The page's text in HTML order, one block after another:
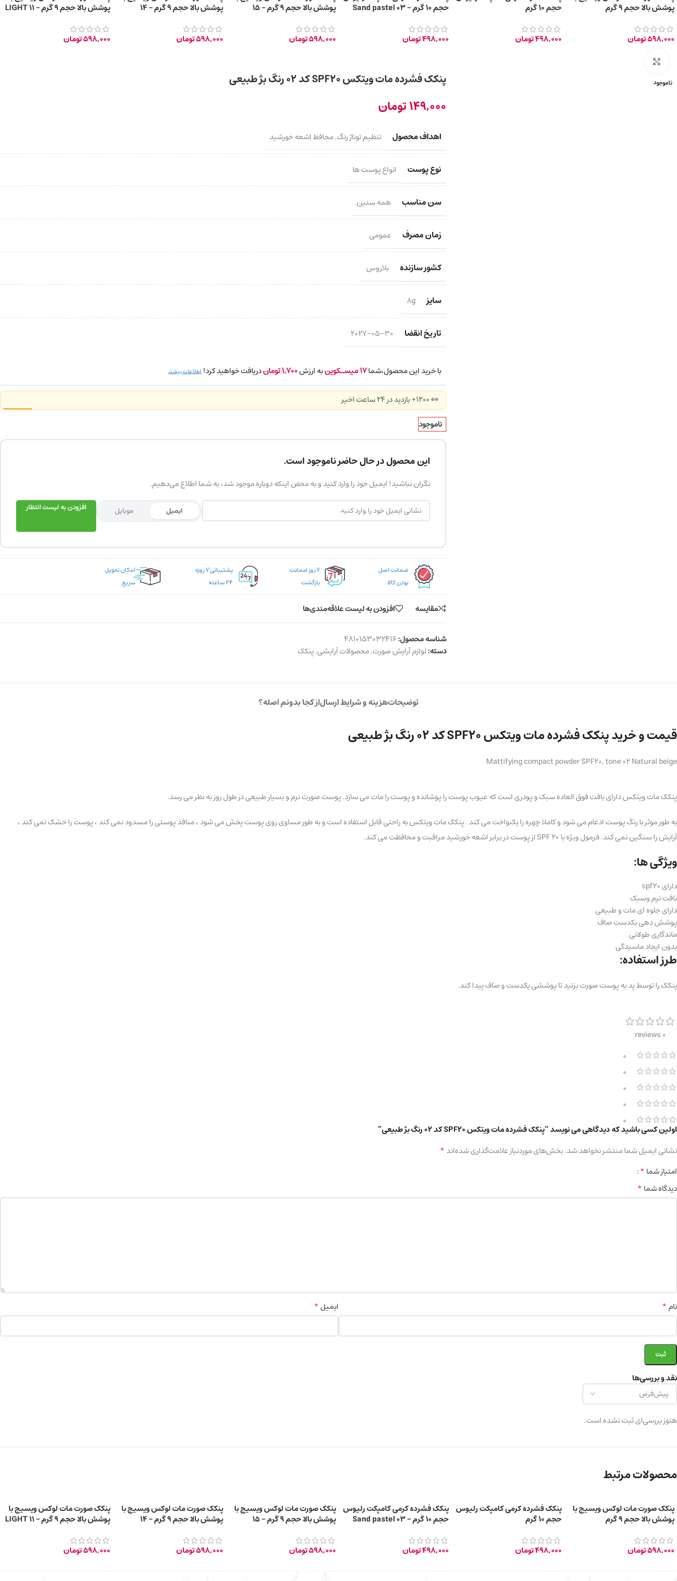
پوشش بالا حجم 9 گرم
598,000تومان
حجم 10 گرم
498,000تومان
حجم 10 گرم – 03 Sand pastel
498,000تومان
پوشش بالا حجم 9 گرم – 15
598,000تومان
پوشش بالا حجم 9 گرم – 14
598,000تومان
پوشش بالا حجم 9 گرم – 11 LIGHT
598,000تومان
ناموجود پنکک فشرده مات ویتکس SPF20 کد ۰۲ رنگ بژ طبیعی
149,000تومان
اهداف محصول تنظیم توناژ رنگ,محافظ اشعه خورشید
نوع پوست انواع پوست ها
سن مناسب همه سنین
زمان مصرف عمومی
کشور سازنده بلاروس
سایز 8g
تاریخ انقضا 2027-05-30
با خرید این محصول،شما17میسـکوینبه ارزش1,700توماندریافت خواهید کرد! اطلاعات بیشتر
👀 1200+ بازدید در ۲۴ ساعت اخیر
ناموجود
این محصول در حال حاضر ناموجود است.
نگران نباشید! ایمیل خود را وارد کنید و به محض اینکه دوباره موجود شد، به شما اطلاع می‌دهیم.
ایمیل موبایل افزودن به لیست انتظار
ضمانت اصل
بودن کالا
۷ روز ضمانت
بازگشت
پشتیبانی ۷ روزه
۲۴ ساعته
امکان تحویل
سریع
مقایسه افزودن به لیست علاقه‌مندی‌ها
شناسه محصول:4810153032416
دسته:لوازم آرایش صورت,محصولات آرایشی,پنکک
توضیحاتهزینه و شرایط ارسالاز کجا بدونم اصله؟
قیمت و خرید پنکک فشرده مات ویتکس SPF20 کد ۰۲ رنگ بژ طبیعی
Mattifying compact powder SPF20, tone 02 Natural beige
پنکک مات ویتکس دارای بافت فوق العاده سبک و پودری است که عیوب پوست را پوشانده و پوست را مات می سازد. پوست صورت نرم و بسیار طبیعی در طول روز به نظر می رسد.
به طور موثر با رنگ پوست ادغام می شود و کاملا چهره را یکنواخت می کند . پنکک مات ویتکس به راحتی قابل استفاده است و به طور مساوی روی پوست پخش می شود ، منافذ پوستی را مسدود نمی کند ، پوست را خشک نمی کند ،
آرایش را سنگین نمی کند. فرمول ویژه با SPF 20 از پوست در برابر اشعه خورشید مراقبت و محافظت می کند.
ویژگی ها:
دارای spf20
بافت نرم وسبک
دارای جلوه ای مات و طبیعی
پوشش دهی یکدست صاف
ماندگاری طولانی
بدون ایجاد ماسیدگی
طرز استفاده:
پنکک را توسط پد به پوست صورت بزنید تا پوششی یکدست و صاف پیدا کند.
0 reviews
0
0
0
0
0
نقد و بررسی‌ها
هنوز بررسی‌ای ثبت نشده است.
اولین کسی باشید که دیدگاهی می نویسد “پنکک فشرده مات ویتکس SPF20 کد ۰۲ رنگ بژ طبیعی”
نشانی ایمیل شما منتشر نخواهد شد.بخش‌های موردنیاز علامت‌گذاری شده‌اند*
امتیاز شما*
دیدگاه شما*
نام* ایمیل*
محصولات مرتبط
پنکک صورت مات لوکس ویسیج با
پوشش بالا حجم 9 گرم
598,000تومان
پنکک فشرده کرمی کامپکت رلیوس
حجم 10 گرم
498,000تومان
پنکک فشرده کرمی کامپکت رلیوس
حجم 10 گرم – 03 Sand pastel
498,000تومان
پنکک صورت مات لوکس ویسیج با
پوشش بالا حجم 9 گرم – 15
598,000تومان
پنکک صورت مات لوکس ویسیج با
پوشش بالا حجم 9 گرم – 14
598,000تومان
پنکک صورت مات لوکس ویسیج با
پوشش بالا حجم 9 گرم – 11 LIGHT
598,000تومان